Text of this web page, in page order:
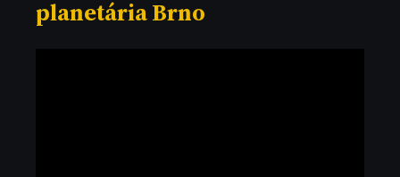
planetária Brno